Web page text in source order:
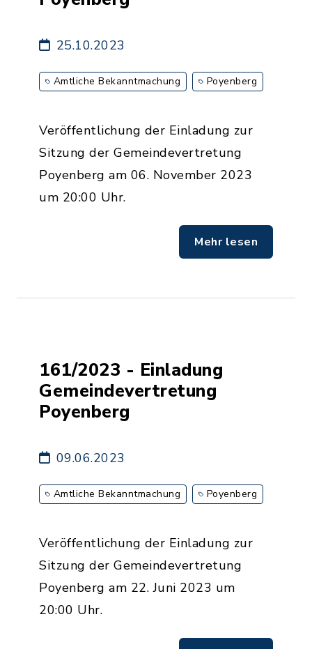
25.10.2023
Amtliche Bekanntmachung Poyenberg
Veröffentlichung der Einladung zur
Sitzung der Gemeindevertretung
Poyenberg am 06. November 2023
um 20:00 Uhr.
Mehr lesen
161/2023 - Einladung
Gemeindevertretung
Poyenberg
09.06.2023
Amtliche Bekanntmachung Poyenberg
Veröffentlichung der Einladung zur
Sitzung der Gemeindevertretung
Poyenberg am 22. Juni 2023 um
20:00 Uhr.